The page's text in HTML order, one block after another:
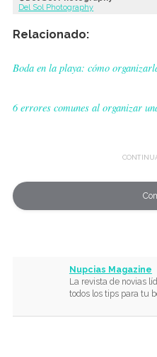
Del Sol Photography
Relacionado:
Boda en la playa: cómo
6 errores comunes al organizar
Nupcias Magazine
La revista de novias
todos los tips para tu